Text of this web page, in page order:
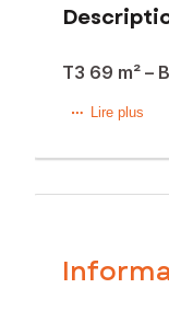
T3 69 m² –
Appartement
calmes, DPE B
Lire plus